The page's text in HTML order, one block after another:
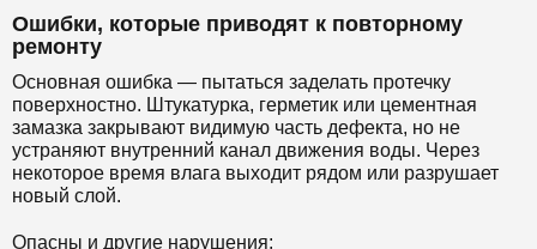
Ошибки, которые приводят к повторному
ремонту
Основная ошибка — пытаться заделать протечку
поверхностно. Штукатурка, герметик или цементная
замазка закрывают видимую часть дефекта, но не
устраняют внутренний канал движения воды. Через
некоторое время влага выходит рядом или разрушает
новый слой.
Опасны и другие нарушения: